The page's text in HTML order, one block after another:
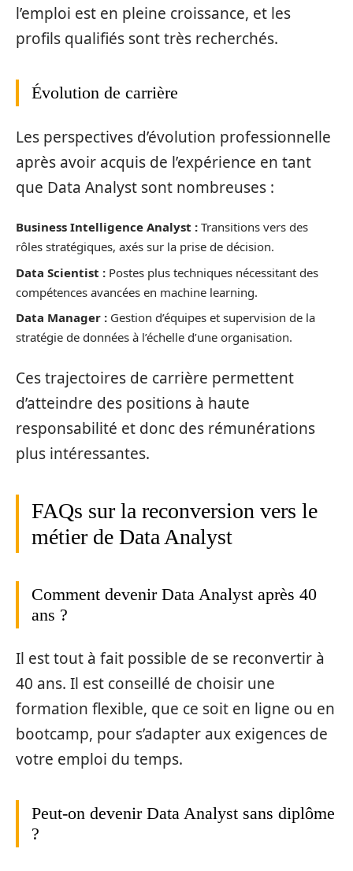
l’emploi est en pleine croissance, et les
profils qualifiés sont très recherchés.
Évolution de carrière
Les perspectives d’évolution professionnelle
après avoir acquis de l’expérience en tant
que Data Analyst sont nombreuses :
Business Intelligence Analyst : Transitions vers des
rôles stratégiques, axés sur la prise de décision.
Data Scientist : Postes plus techniques nécessitant des
compétences avancées en machine learning.
Data Manager : Gestion d’équipes et supervision de la
stratégie de données à l’échelle d’une organisation.
Ces trajectoires de carrière permettent
d’atteindre des positions à haute
responsabilité et donc des rémunérations
plus intéressantes.
FAQs sur la reconversion vers le
métier de Data Analyst
Comment devenir Data Analyst après 40
ans ?
Il est tout à fait possible de se reconvertir à
40 ans. Il est conseillé de choisir une
formation flexible, que ce soit en ligne ou en
bootcamp, pour s’adapter aux exigences de
votre emploi du temps.
Peut-on devenir Data Analyst sans diplôme
?